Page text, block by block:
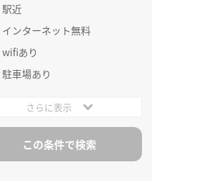
駅近
インターネット無料
wifiあり
駐車場あり
さらに表示